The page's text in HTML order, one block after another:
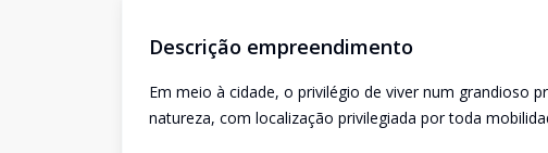
Descrição empreendimento
Em meio à cidade, o privilégio de viver num grandioso
natureza, com localização privilegiada por toda